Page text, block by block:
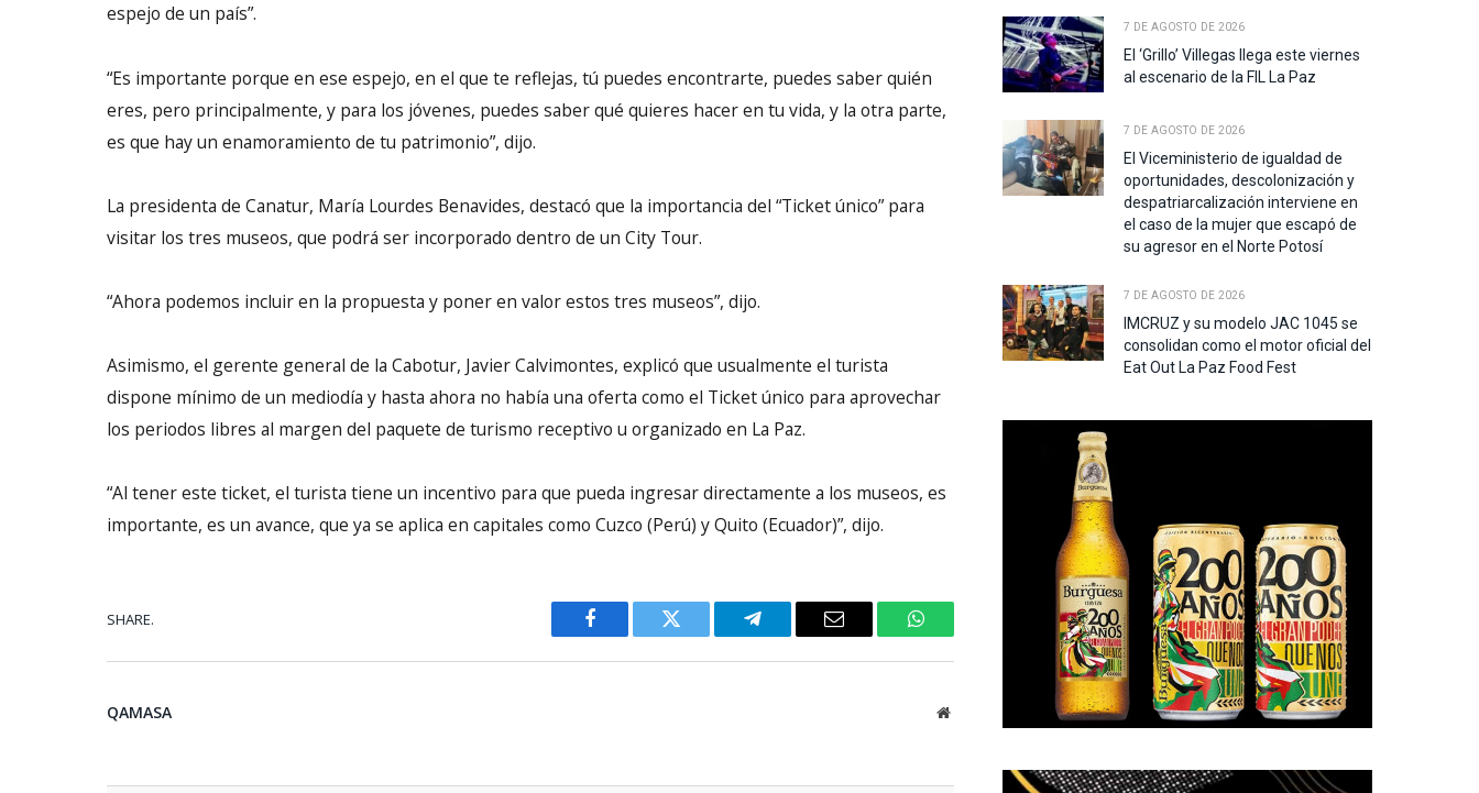
espejo de un país”.
“Es importante porque en ese espejo, en el que te reflejas, tú puedes encontrarte, puedes saber quién
eres, pero principalmente, y para los jóvenes, puedes saber qué quieres hacer en tu vida, y la otra parte,
es que hay un enamoramiento de tu patrimonio”, dijo.
La presidenta de Canatur, María Lourdes Benavides, destacó que la importancia del “Ticket único” para
visitar los tres museos, que podrá ser incorporado dentro de un City Tour.
“Ahora podemos incluir en la propuesta y poner en valor estos tres museos”, dijo.
Asimismo, el gerente general de la Cabotur, Javier Calvimontes, explicó que usualmente el turista
dispone mínimo de un mediodía y hasta ahora no había una oferta como el Ticket único para aprovechar
los periodos libres al margen del paquete de turismo receptivo u organizado en La Paz.
“Al tener este ticket, el turista tiene un incentivo para que pueda ingresar directamente a los museos, es
importante, es un avance, que ya se aplica en capitales como Cuzco (Perú) y Quito (Ecuador)”, dijo.
SHARE.
Facebook Twitter Telegram Email WhatsApp
QAMASA Website
7 DE AGOSTO DE 2026
El ‘Grillo’ Villegas llega este viernes
al escenario de la FIL La Paz
7 DE AGOSTO DE 2026
El Viceministerio de igualdad de
oportunidades, descolonización y
despatriarcalización interviene en
el caso de la mujer que escapó de
su agresor en el Norte Potosí
7 DE AGOSTO DE 2026
IMCRUZ y su modelo JAC 1045 se
consolidan como el motor oficial del
Eat Out La Paz Food Fest